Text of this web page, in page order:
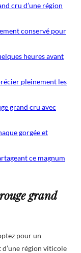
cru d’une région
conservé pour
heures avant
pleinement les
grand cru avec
gorgée et
ce magnum
grand
pour un
région viticole